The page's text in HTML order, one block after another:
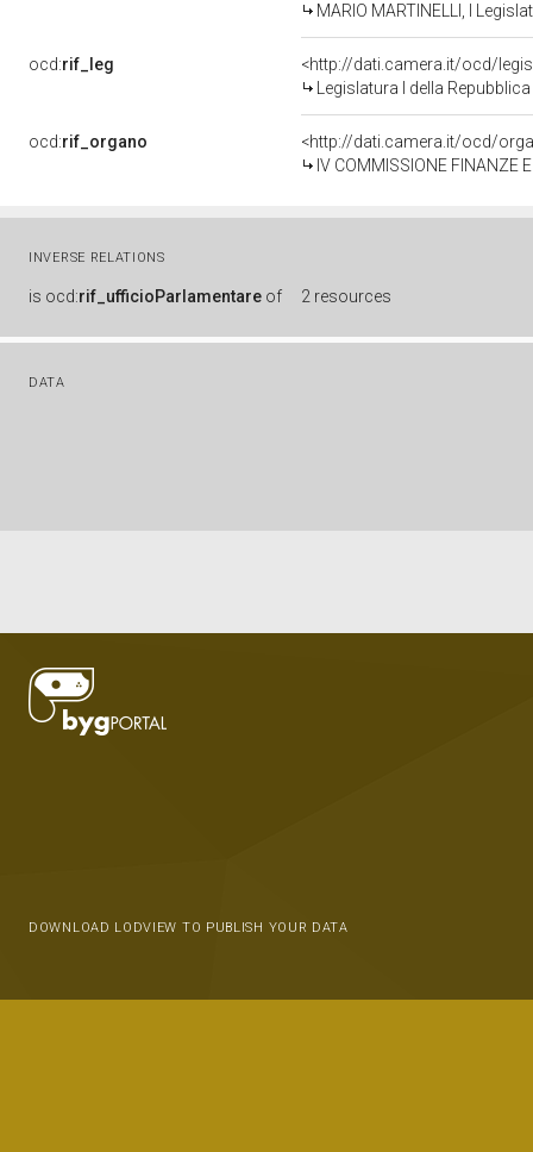
MARIO MARTINELLI, I
ocd:rif_leg
<http://dati.camera.it/ocd/
Legislatura I della
ocd:rif_organo
<http://dati.camera.it/ocd/
IV COMMISSIONE FINANZE
INVERSE RELATIONS
is ocd:rif_ufficioParlamentare of 2 resources
DATA
DOWNLOAD LODVIEW TO PUBLISH YOUR DATA